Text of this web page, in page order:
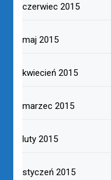
czerwiec 2015
maj 2015
kwiecień 2015
marzec 2015
luty 2015
styczeń 2015